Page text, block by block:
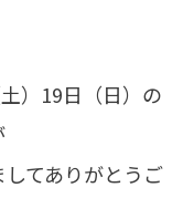
）19日（日）の
てありがとうご